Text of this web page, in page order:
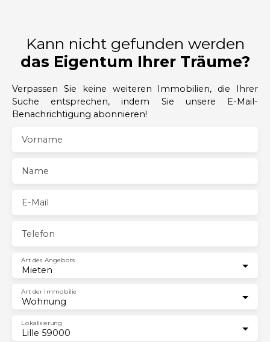
Kann nicht gefunden werden
das Eigentum Ihrer Träume?
Verpassen Sie keine weiteren Immobilien, die Ihrer
Suche entsprechen, indem Sie unsere E-Mail-
Benachrichtigung abonnieren!
Vorname
Name
E-Mail
Telefon
Mieten
Art des Angebots
Wohnung
Art der Immobilie
Lille 59000
Lokalisierung